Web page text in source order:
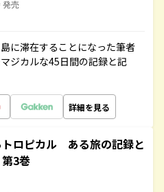
発売
に滞在することになった筆者
ジカルな45日間の記録と記
詳細を見る
トロピカル ある旅の記録と
3巻